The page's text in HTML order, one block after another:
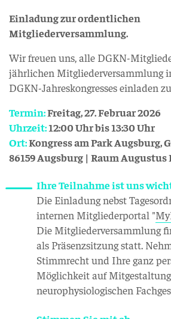
Einladung zur ordentlichen
Mitgliederversammlung.
Wir freuen uns, alle DGKN-
jährlichen Mitgliederversammlung
DGKN-Jahreskongresses einladen
Termin:Freitag, 27. Februar 2026
Uhrzeit:12:00 Uhr bis 13:30 Uhr
Ort:Kongress am Park Augsburg,
86159 Augsburg | Raum
Ihre Teilnahme ist uns
Die Einladung nebst
internen Mitgliederportal "
Die Mitgliederversammlung
als Präsenzsitzung statt.
Stimmrecht und Ihre ganz
Möglichkeit auf
neurophysiologischen